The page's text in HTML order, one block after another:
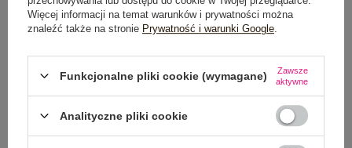
NEWSLETTER
Zapisz się do naszego newslettera i otrzymaj 15% zniżki na
Więcej informacji na temat warunków i prywatności można
znaleźć także na stronie Prywatność i warunki Google
Funkcjonalne pliki cookie (wymagane)
Zawsze
aktywne
Analityczne pliki cookie